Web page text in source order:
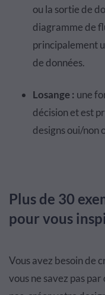
ou la sortie de
diagramme de
principalement
de données.
Losange : une
décision et est
designs oui/non
Plus de 30
pour vous
Vous avez besoin de
vous ne savez pas